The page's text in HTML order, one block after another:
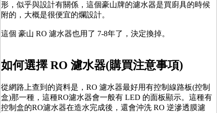
形，似乎與設計有關係，這個豪山牌的濾水器是買廚具的時候
附的，大概是很便宜的爛設計。
這個 豪山 RO 濾水器也用了 7-8年了，決定換掉。
如何選擇 RO 濾水器(購買注意事項)
從網路上查到的資料是，RO 濾水器最好用有控制線路板(控制
盒)那一種，這種RO濾水器會一般有 LED 的面板顯示。這種有
控制盒的RO濾水器在造水完成後，還會沖洗 RO 逆滲透膜濾